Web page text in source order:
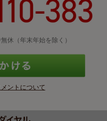
休（年末年始を除く）
ントについて